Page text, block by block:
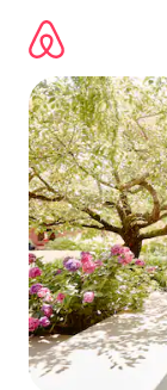
contenido